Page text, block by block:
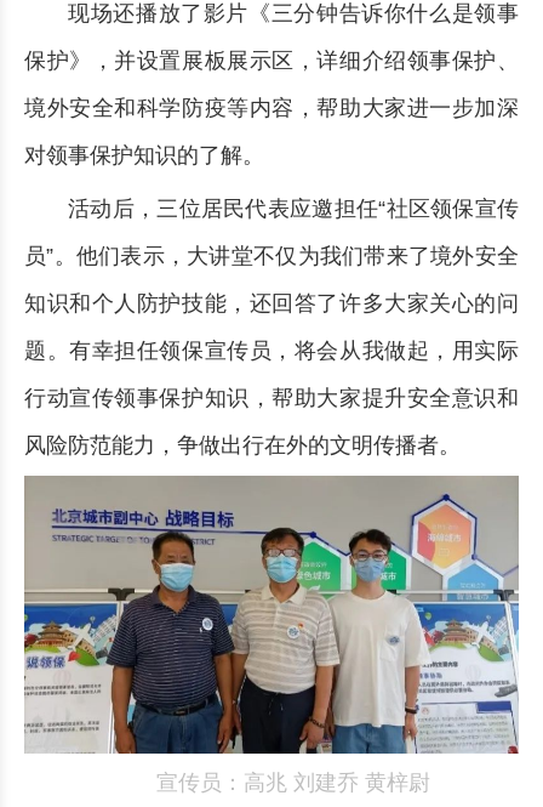
现场还播放了影片《三分钟告诉你什么是领事
保护》，并设置展板展示区，详细介绍领事保护、
境外安全和科学防疫等内容，帮助大家进一步加深
对领事保护知识的了解。
活动后，三位居民代表应邀担任“社区领保宣传
员”。他们表示，大讲堂不仅为我们带来了境外安全
知识和个人防护技能，还回答了许多大家关心的问
题。有幸担任领保宣传员，将会从我做起，用实际
行动宣传领事保护知识，帮助大家提升安全意识和
风险防范能力，争做出行在外的文明传播者。
宣传员：高兆 刘建乔 黄梓尉